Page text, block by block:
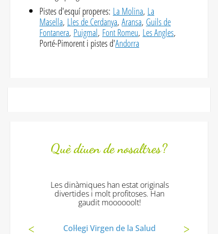
Pistes d'esquí properes: La Molina, La
Masella, Lles de Cerdanya, Aransa, Guils de
Fontanera, Puigmal, Font Romeu, Les Angles,
Porté-Pimorent i pistes d'Andorra
Què diuen de nosaltres?
Les dinàmiques han estat originals
divertides i molt profitoses. Han
gaudit moooooolt!
Col·legi Virgen de la Salud